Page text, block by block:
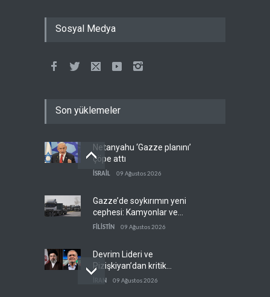
Sosyal Medya
Son yüklemeler
Netanyahu ‘Gazze planını’
çöpe attı
İSRAİL 09 Ağustos 2026
Gazze’de soykırımın yeni
cephesi: Kamyonlar ve
sürücüler de hedefte
FİLİSTİN 09 Ağustos 2026
Devrim Lideri ve
Pizişkiyan’dan kritik
görüşme
İRAN 09 Ağustos 2026